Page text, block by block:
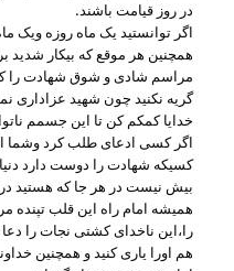
در روز قیامت باشند.
اگر توانستید یک ماه روزه ویک
همچنین هر موقع که بیکار شدید
مراسم شادی و شوق شهادت را
گریه نکنید چون شهید عزاداری
خدایا کمکم کن تا این جسمم
اگر کسی ادعای طلب کرد وشما
کسیکه شهادت را دوست دارد
بیش نیست در هر جا که هستید
همیشه امام راه این قلب تپنده
را،این ناخدای کشتی نجات را دعا
هم اورا یاری کنید و همچنین